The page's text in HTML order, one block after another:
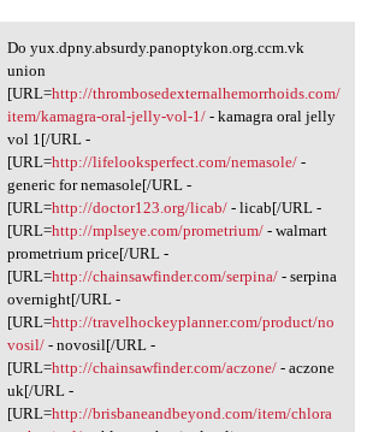
yux.dpny.absurdy
Do yux.dpny.absurdy.panoptykon.org.ccm.vk
union
[URL=http://thrombosedexternalhemorrhoids.com/
item/kamagra-oral-jelly-vol-1/- kamagra oral jelly
vol 1[/URL -
[URL=http://lifelooksperfect.com/nemasole/-
generic for nemasole[/URL -
[URL=http://doctor123.org/licab/- licab[/URL -
[URL=http://mplseye.com/prometrium/- walmart
prometrium price[/URL -
[URL=http://chainsawfinder.com/serpina/- serpina
overnight[/URL -
[URL=http://travelhockeyplanner.com/product/no
vosil/- novosil[/URL -
[URL=http://chainsawfinder.com/aczone/- aczone
uk[/URL -
[URL=http://brisbaneandbeyond.com/item/chlora